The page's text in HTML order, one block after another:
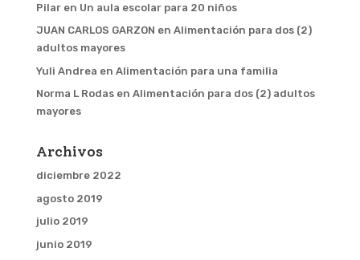
Pilaren Un aula escolar para 20 niños
JUAN CARLOS GARZON en Alimentación para dos (2)
adultos mayores
Yuli Andrea en Alimentación para una familia
Norma L Rodasen Alimentación para dos (2) adultos
mayores
Archivos
diciembre 2022
agosto 2019
julio 2019
junio 2019